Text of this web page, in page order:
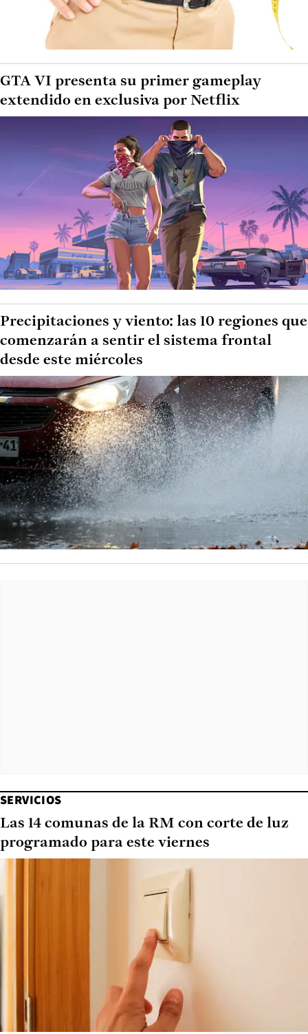
GTA VI presenta su primer gameplay
extendido en exclusiva por Netflix
Precipitaciones y viento: las 10 regiones que
comenzarán a sentir el sistema frontal
desde este miércoles
SERVICIOS
Las 14 comunas de la RM con corte de luz
programado para este viernes